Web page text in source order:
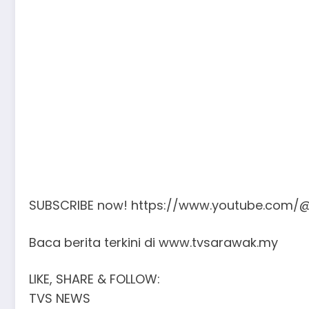
SUBSCRIBE now! https://www.youtube.com/
Baca berita terkini di www.tvsarawak.my​
LIKE, SHARE & FOLLOW:
TVS NEWS